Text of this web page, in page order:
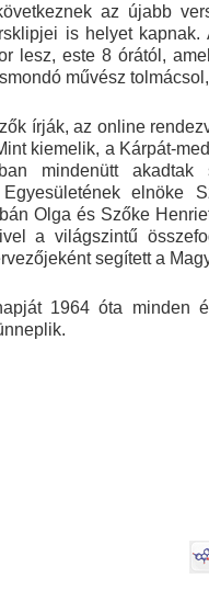
az újabb
is helyet
lesz, este 8 órától,
művész
írják, az online
kiemelik, a Kárpát-
mindenütt
Egyesületének elnöke
Olga és Szőke
a világszintű
segített a
1964 óta minden